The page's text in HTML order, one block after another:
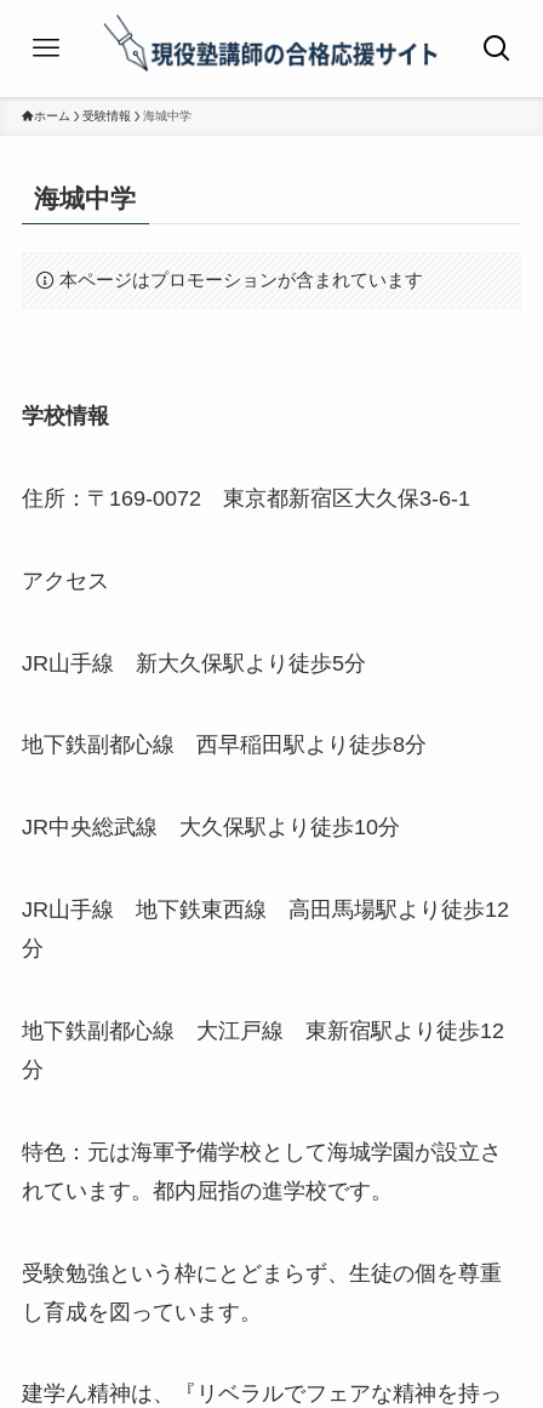
ホーム 受験情報 海城中学
海城中学
本ページはプロモーションが含まれています
学校情報
住所：〒169-0072 東京都新宿区大久保3-6-1
アクセス
JR山手線 新大久保駅より徒歩5分
地下鉄副都心線 西早稲田駅より徒歩8分
JR中央総武線 大久保駅より徒歩10分
JR山手線 地下鉄東西線 高田馬場駅より徒歩12
分
地下鉄副都心線 大江戸線 東新宿駅より徒歩12
分
特色：元は海軍予備学校として海城学園が設立さ
れています。都内屈指の進学校です。
受験勉強という枠にとどまらず、生徒の個を尊重
し育成を図っています。
建学ん精神は、『リベラルでフェアな精神を持っ